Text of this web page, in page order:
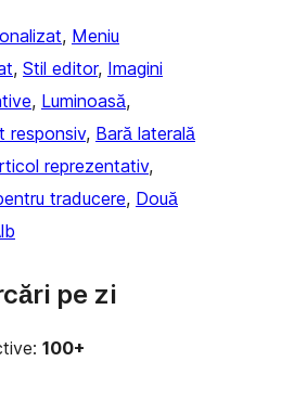
, Meniu
, Stil editor, Imagini
, Luminoasă
responsiv, Bară laterală
reprezentativ
traducere, Două
pe zi
100+